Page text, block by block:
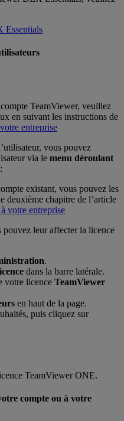
Essentials
TeamViewer, veuillez
en suivant les instructions de
entreprise
vous pouvez
via le menu déroulant
existant, vous pouvez les
deuxième chapitre de l’article
votre entreprise
leur affecter la licence
.
dans la barre latérale.
votre licence TeamViewer
en haut de la page.
puis cliquez sur
TeamViewer ONE.
compte ou à votre